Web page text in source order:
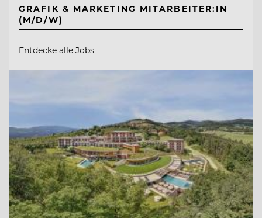
GRAFIK & MARKETING MITARBEITER:IN
(M/D/W)
Entdecke alle Jobs